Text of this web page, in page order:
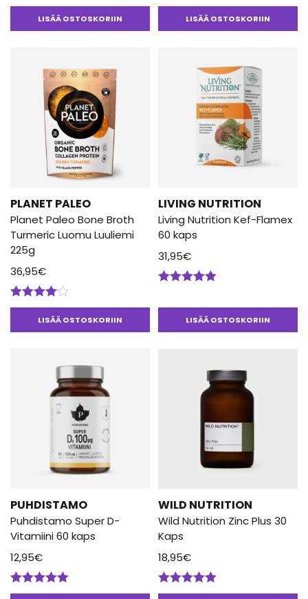
LISÄÄ OSTOSKORIIN
Arvostelu
tuotteesta:LISÄÄ OSTOSKORIIN
PLANET PALEO
Planet Paleo Bone Broth
Turmeric Luomu Luuliemi
225g
36,95€
Arvostelu
tuotteesta:LISÄÄ OSTOSKORIIN
LIVING NUTRITION
Living Nutrition Kef-Flamex
60 kaps
31,95€
LISÄÄ OSTOSKORIIN
PUHDISTAMO
Puhdistamo Super D-
Vitamiini 60 kaps
12,95€
Arvostelu
WILD NUTRITION
Wild Nutrition Zinc Plus 30
Kaps
18,95€
Arvostelu